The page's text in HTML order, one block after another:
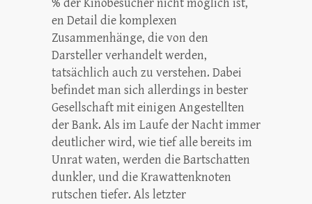
% der Kinobesucher nicht möglich ist,
en Detail die komplexen
Zusammenhänge, die von den
Darsteller verhandelt werden,
tatsächlich auch zu verstehen. Dabei
befindet man sich allerdings in bester
Gesellschaft mit einigen Angestellten
der Bank. Als im Laufe der Nacht immer
deutlicher wird, wie tief alle bereits im
Unrat waten, werden die Bartschatten
dunkler, und die Krawattenknoten
rutschen tiefer. Als letzter